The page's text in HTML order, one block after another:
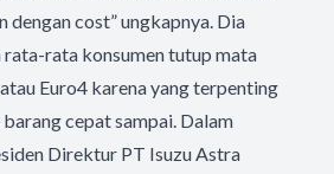
dengan cost” ungkapnya. Dia
rata-rata konsumen tutup mata
Euro4 karena yang terpenting
cepat sampai. Dalam
Direktur PT Isuzu Astra